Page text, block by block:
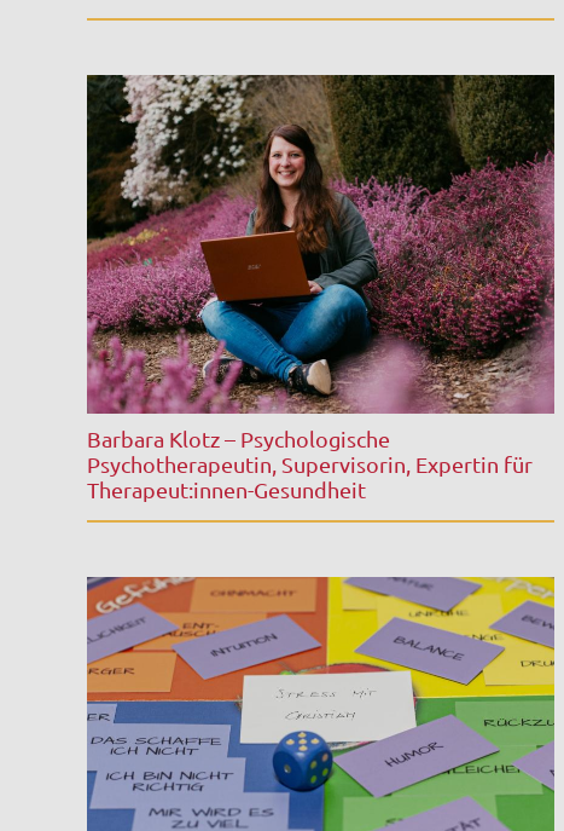
Barbara Klotz – Psychologische
Psychotherapeutin, Supervisorin, Expertin für
Therapeut:innen-Gesundheit